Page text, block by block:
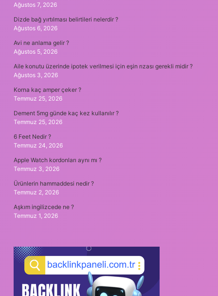
Ağustos 7, 2026
Dizde bağ yırtılması belirtileri nelerdir ?
Ağustos 6, 2026
Avi ne anlama gelir ?
Ağustos 5, 2026
Aile konutu üzerinde ipotek verilmesi için eşin rızası gerekli midir ?
Ağustos 3, 2026
Korna kaç amper çeker ?
Temmuz 25, 2026
Dement 5mg günde kaç kez kullanılır ?
Temmuz 25, 2026
6 Feet Nedir ?
Temmuz 24, 2026
Apple Watch kordonları aynı mı ?
Temmuz 3, 2026
Ürünlerin hammaddesi nedir ?
Temmuz 2, 2026
Aşkım ingilizcede ne ?
Temmuz 1, 2026